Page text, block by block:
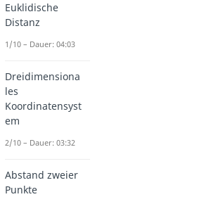
Euklidische
Distanz
1/10 – Dauer: 04:03
Dreidimensiona
les
Koordinatensyst
em
2/10 – Dauer: 03:32
Abstand zweier
Punkte